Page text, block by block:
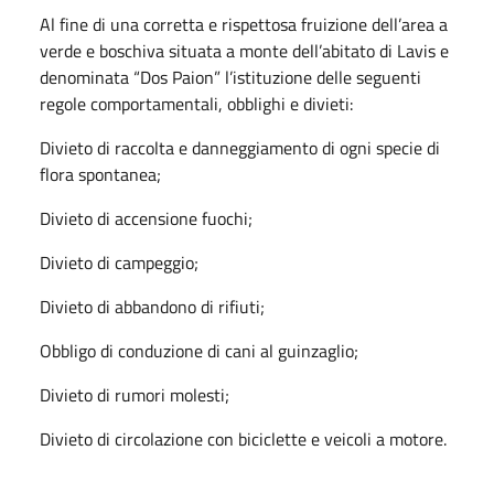
Al fine di una corretta e rispettosa fruizione dell’area a
verde e boschiva situata a monte dell’abitato di Lavis e
denominata “Dos Paion” l’istituzione delle seguenti
regole comportamentali, obblighi e divieti:
Divieto di raccolta e danneggiamento di ogni specie di
flora spontanea;
Divieto di accensione fuochi;
Divieto di campeggio;
Divieto di abbandono di rifiuti;
Obbligo di conduzione di cani al guinzaglio;
Divieto di rumori molesti;
Divieto di circolazione con biciclette e veicoli a motore.